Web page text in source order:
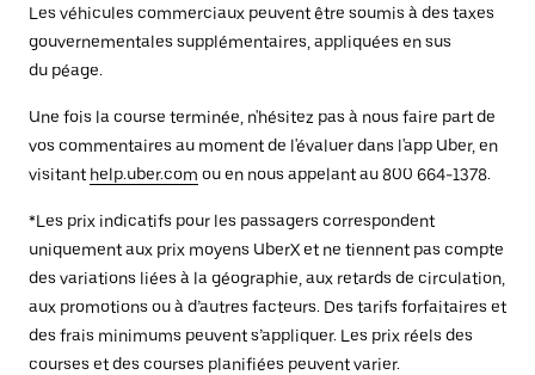
Les véhicules commerciaux peuvent être soumis à des taxes
gouvernementales supplémentaires, appliquées en sus
du péage.
Une fois la course terminée, n'hésitez pas à nous faire part de
vos commentaires au moment de l'évaluer dans l'app Uber, en
visitant help.uber.com ou en nous appelant au 800 664-1378.
*Les prix indicatifs pour les passagers correspondent
uniquement aux prix moyens UberX et ne tiennent pas compte
des variations liées à la géographie, aux retards de circulation,
aux promotions ou à d’autres facteurs. Des tarifs forfaitaires et
des frais minimums peuvent s’appliquer. Les prix réels des
courses et des courses planifiées peuvent varier.